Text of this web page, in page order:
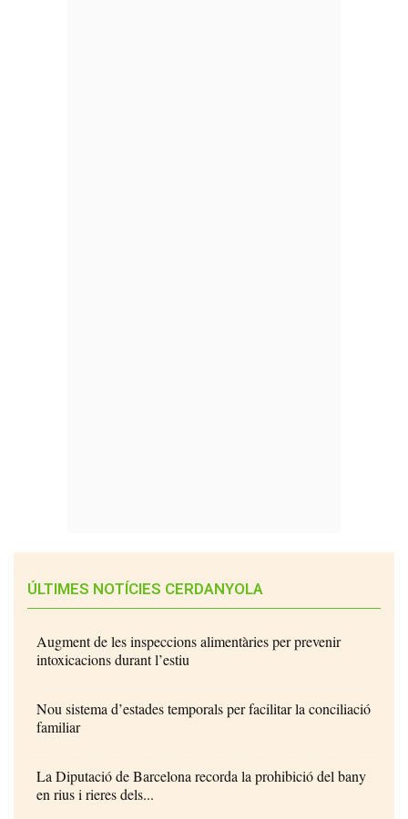
ÚLTIMES NOTÍCIES CERDANYOLA
Augment de les inspeccions alimentàries per prevenir
intoxicacions durant l’estiu
Nou sistema d’estades temporals per facilitar la conciliació
familiar
La Diputació de Barcelona recorda la prohibició del bany
en rius i rieres dels...